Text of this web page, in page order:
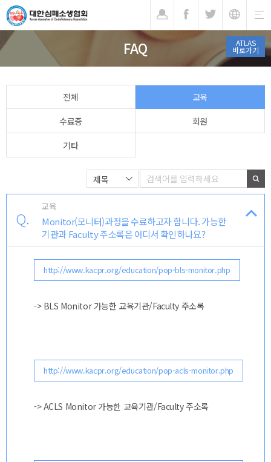
ATLAS
바로가기
FAQ
전체
교육
수료증
회원
기타
Q.
교육
Monitor(모니터)과정을 수료하고자 합니다. 가능한
기관과 Faculty 주소록은 어디서 확인하나요?
http://www.kacpr.org/education/pop-bls-monitor.php
-> BLS Monitor 가능한 교육기관/Faculty 주소록
http://www.kacpr.org/education/pop-acls-monitor.php
-> ACLS Monitor 가능한 교육기관/Faculty 주소록